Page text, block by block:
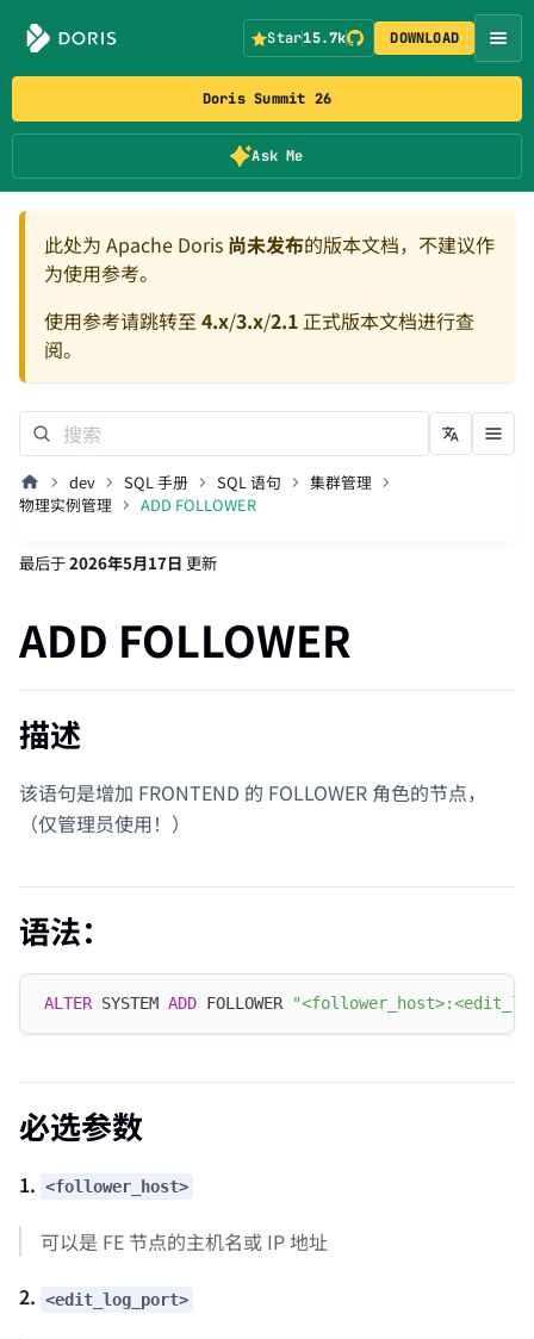
Doris Summit 26
Ask Me
Star15.7k DOWNLOAD
此处为 Apache Doris 尚未发布的版本文档，不建议作
为使用参考。
使用参考请跳转至 4.x/3.x/2.1正式版本文档进行查
阅。
dev SQL 手册 SQL 语句
集群管理
物理实例管理
ADD FOLLOWER
最后于2026年5月17日 更新
ADD FOLLOWER
描述
该语句是增加 FRONTEND 的 FOLLOWER 角色的节点，
（仅管理员使用！）
语法：
ALTER SYSTEM ADD FOLLOWER
必选参数
1. <follower_host>
可以是 FE 节点的主机名或 IP 地址
2. <edit_log_port>